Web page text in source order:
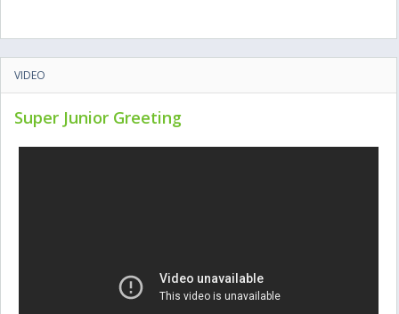
VIDEO
Super Junior Greeting